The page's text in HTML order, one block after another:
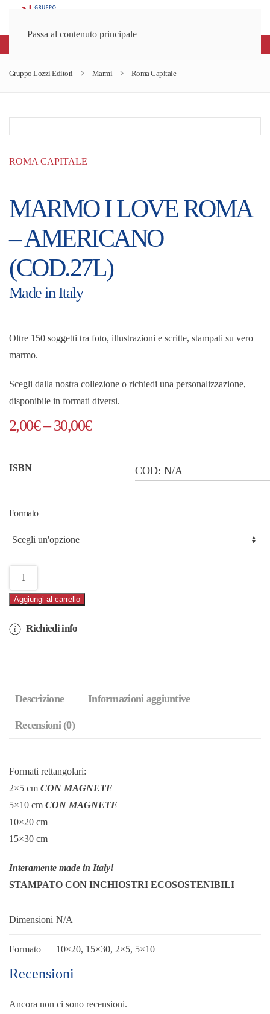
Passa al contenuto principale
Gruppo Lozzi Editori Marmi Roma Capitale
ROMA CAPITALE
MARMO I LOVE ROMA
– AMERICANO
(COD.27L)
Made in Italy
Oltre 150 soggetti tra foto, illustrazioni e scritte, stampati su vero
marmo.
Scegli dalla nostra collezione o richiedi una personalizzazione,
disponibile in formati diversi.
2,00€– 30,00€Fascia
da
ISBN COD: N/A
Formato
Marmo
I
Love
Roma
Aggiungi al carrello
Richiedi info
Descrizione Informazioni aggiuntive
Recensioni (0)
Formati rettangolari:
2×5 cm CON MAGNETE
5×10 cm CON MAGNETE
10×20 cm
15×30 cm
Interamente made in Italy!
STAMPATO CON INCHIOSTRI ECOSOSTENIBILI
Dimensioni N/A
Formato 10×20, 15×30, 2×5, 5×10
Recensioni
Ancora non ci sono recensioni.